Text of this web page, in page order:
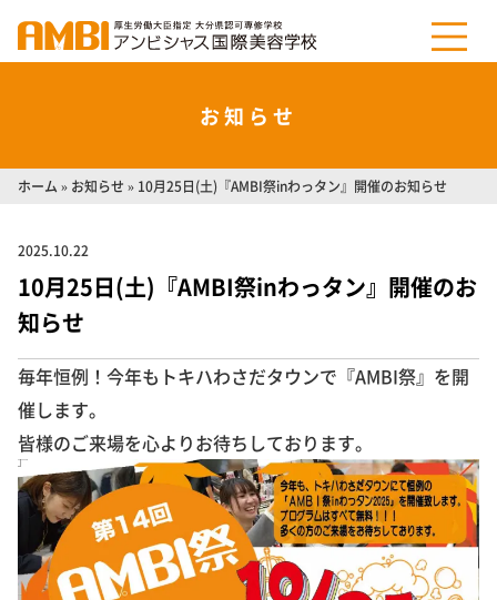
お知らせ
ホーム » お知らせ » 10月25日(土)『AMBI祭inわっタン』開催のお知らせ
2025.10.22
10月25日(土)『AMBI祭inわっタン』開催のお
知らせ
毎年恒例！今年もトキハわさだタウンで『AMBI祭』を開
催します。
皆様のご来場を心よりお待ちしております。